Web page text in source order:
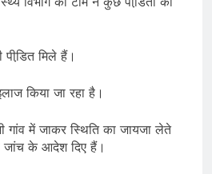
मिले हैं।
किया जा रहा है।
गांव में जाकर स्थिति का जायजा लेते
जांच के आदेश दिए हैं।